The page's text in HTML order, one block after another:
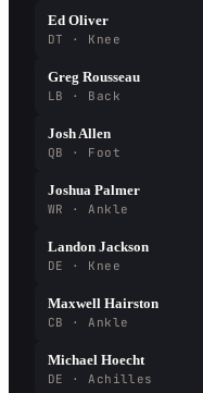
Ed Oliver
DT · Knee
Greg Rousseau
LB · Back
Josh Allen
QB · Foot
Joshua Palmer
WR · Ankle
Landon Jackson
DE · Knee
Maxwell Hairston
CB · Ankle
Michael Hoecht
DE · Achilles